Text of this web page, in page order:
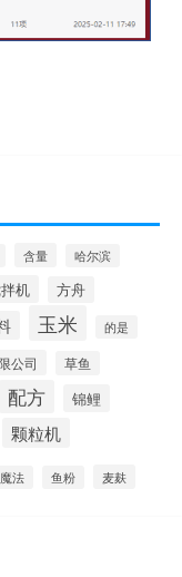
含量 哈尔滨
机 方舟
玉米 的是
公司 草鱼
配方 锦鲤
颗粒机
魔法 鱼粉 麦麸